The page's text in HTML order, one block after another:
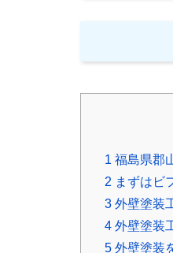
1 福島県郡
2 まずはビ
3 外壁塗装
4 外壁塗装
5 外壁塗装